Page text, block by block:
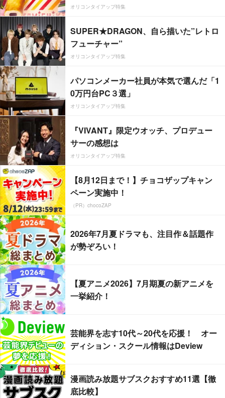
オリコンタイアップ特集
SUPER★DRAGON、自ら描いた”レトロ
フューチャー”
オリコンタイアップ特集
パソコンメーカー社員が本気で選んだ「1
0万円台PC３選」
オリコンタイアップ特集
『VIVANT』限定ウオッチ、プロデュー
サーの感想は
オリコンタイアップ特集
【8月12日まで！】チョコザップキャン
ペーン実施中！
（PR）chocoZAP
2026年7月夏ドラマも、注目作＆話題作
が勢ぞろい！
【夏アニメ2026】7月期夏の新アニメを
一挙紹介！
芸能界を志す10代～20代を応援！ オー
ディション・スクール情報はDeview
漫画読み放題サブスクおすすめ11選【徹
底比較】